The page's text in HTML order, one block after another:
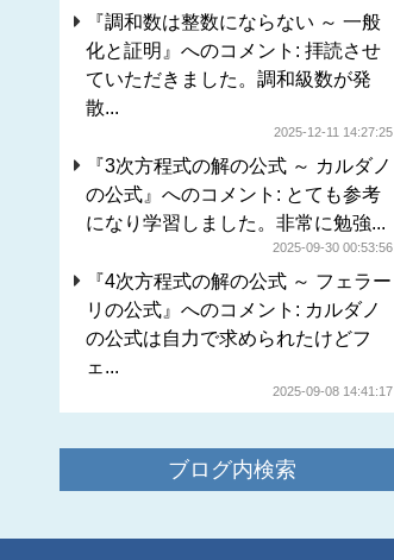
『調和数は整数にならない ～ 一般
化と証明』へのコメント: 拝読させ
ていただきました。調和級数が発
散...
2025-12-11 14:27:25
『3次方程式の解の公式 ～ カルダノ
の公式』へのコメント: とても参考
になり学習しました。非常に勉強...
2025-09-30 00:53:56
『4次方程式の解の公式 ～ フェラー
リの公式』へのコメント: カルダノ
の公式は自力で求められたけどフ
ェ...
2025-09-08 14:41:17
ブログ内検索